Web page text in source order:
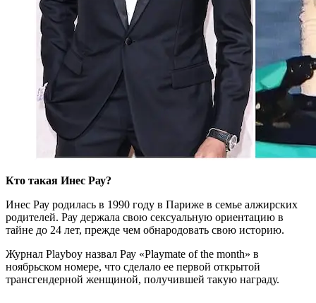
Кто такая Инес Рау?
Инес Рау родилась в 1990 году в Париже в семье алжирских
родителей. Рау держала свою сексуальную ориентацию в
тайне до 24 лет, прежде чем обнародовать свою историю.
Журнал Playboy назвал Рау «Playmate of the month» в
ноябрьском номере, что сделало ее первой открытой
трансгендерной женщиной, получившей такую награду.